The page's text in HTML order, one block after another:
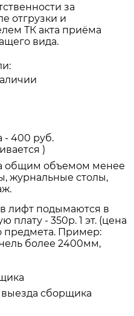
за
отгрузки и
ТК акта приёма
вида.
- 400 руб.
)
общим объемом менее
журнальные столы,
лифт подымаются в
плату - 350р. 1 эт. (цена
предмета. Пример:
более 2400мм,
сборщика